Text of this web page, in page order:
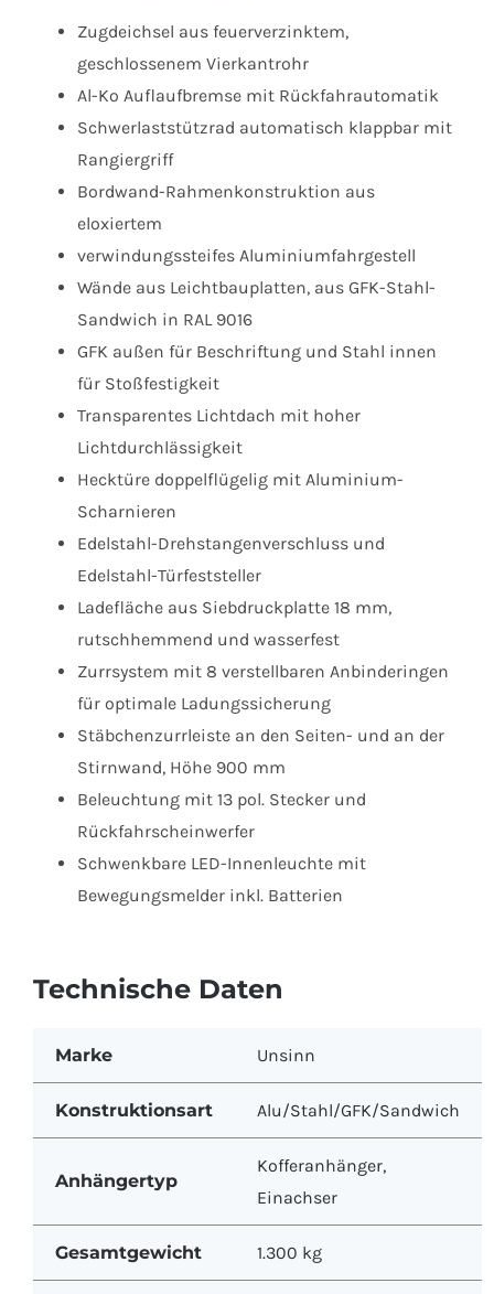
Zugdeichsel aus feuerverzinktem,
geschlossenem Vierkantrohr
Al-Ko Auflaufbremse mit Rückfahrautomatik
Schwerlaststützrad automatisch klappbar mit
Rangiergriff
Bordwand-Rahmenkonstruktion aus
eloxiertem
verwindungssteifes Aluminiumfahrgestell
Wände aus Leichtbauplatten, aus GFK-Stahl-
Sandwich in RAL 9016
GFK außen für Beschriftung und Stahl innen
für Stoßfestigkeit
Transparentes Lichtdach mit hoher
Lichtdurchlässigkeit
Hecktüre doppelflügelig mit Aluminium-
Scharnieren
Edelstahl-Drehstangenverschluss und
Edelstahl-Türfeststeller
Ladefläche aus Siebdruckplatte 18 mm,
rutschhemmend und wasserfest
Zurrsystem mit 8 verstellbaren Anbinderingen
für optimale Ladungssicherung
Stäbchenzurrleiste an den Seiten- und an der
Stirnwand, Höhe 900 mm
Beleuchtung mit 13 pol. Stecker und
Rückfahrscheinwerfer
Schwenkbare LED-Innenleuchte mit
Bewegungsmelder inkl. Batterien
Technische Daten
Marke Unsinn
Konstruktionsart Alu/Stahl/GFK/Sandwich
Anhängertyp
Kofferanhänger,
Einachser
Gesamtgewicht 1.300 kg